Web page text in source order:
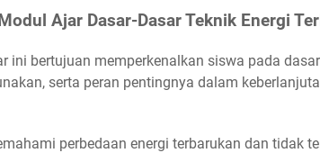
Ajar Dasar-Dasar Teknik Energi
ini bertujuan memperkenalkan siswa pada
serta peran pentingnya dalam
perbedaan energi terbarukan dan tidak